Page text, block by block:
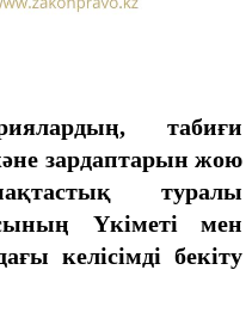
табиғи
зардаптарын жою
туралы
Үкіметі мен
келісімді бекіту